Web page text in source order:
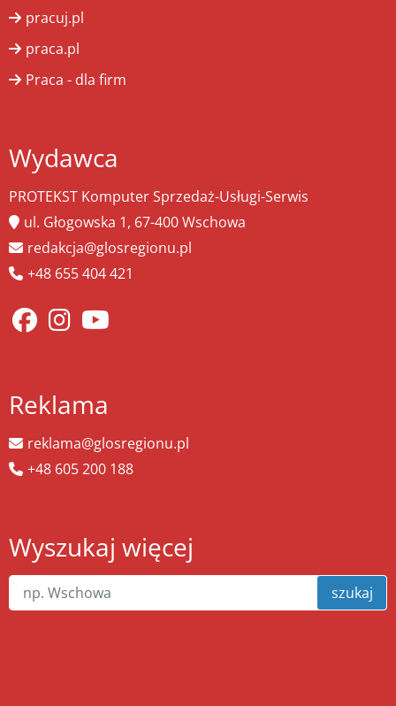
pracuj.pl
praca.pl
Praca - dla firm
Wydawca
PROTEKST Komputer Sprzedaż-Usługi-Serwis
ul. Głogowska 1, 67-400 Wschowa
redakcja@glosregionu.pl
+48 655 404 421
Reklama
reklama@glosregionu.pl
+48 605 200 188
Wyszukaj więcej
szukaj